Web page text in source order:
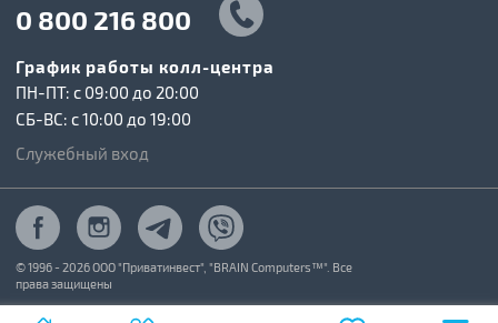
0 800 216 800
График работы колл-центра
ПН-ПТ: c 09:00 до 20:00
СБ-ВС: c 10:00 до 19:00
Служебный вход
© 1996 - 2026 ООО "Приватинвест", "BRAIN Computers™". Все
права защищены